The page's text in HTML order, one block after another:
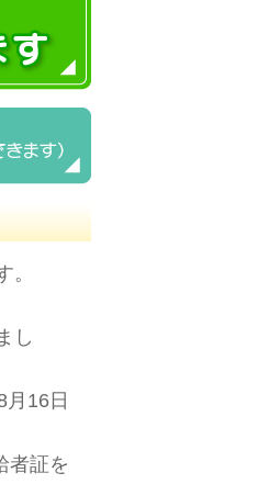
し
16日
者証を